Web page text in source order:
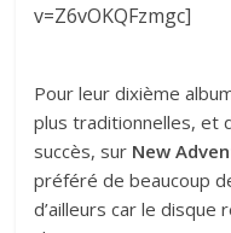
v=Z6vOKQFzmgc]
Pour leur dixième
plus traditionnelles, et
succès, sur New
préféré de beaucoup
d’ailleurs car le